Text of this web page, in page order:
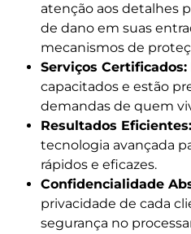
atenção aos detalhes
de dano em suas
mecanismos de
Serviços Certificados:
capacitados e estão
demandas de quem
Resultados Eficientes:
tecnologia avançada
rápidos e eficazes.
Confidencialidade
privacidade de cada
segurança no